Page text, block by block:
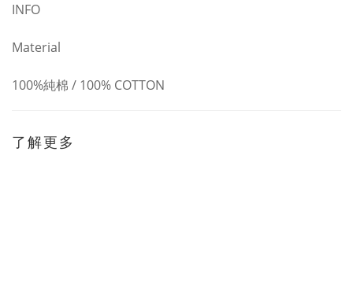
INFO
Material
100%純棉 / 100% COTTON
了解更多